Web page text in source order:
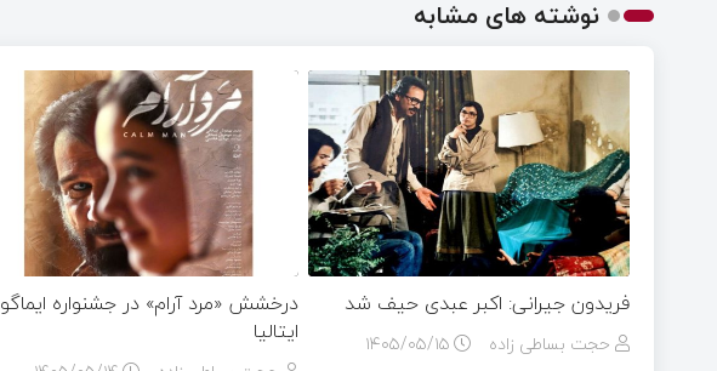
نوشته های مشابه
فریدون جیرانی: اکبر عبدی حیف شد
حجت بساطی زاده ۱۴۰۵/۰۵/۱۵
درخشش «مرد آرام» در جشنواره ایماگو
ایتالیا